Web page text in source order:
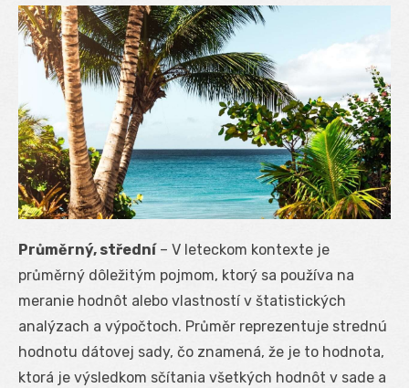
Průměrný, střední– V leteckom kontexte je
průměrný dôležitým pojmom, ktorý sa používa na
meranie hodnôt alebo vlastností v štatistických
analýzach a výpočtoch. Průměr reprezentuje strednú
hodnotu dátovej sady, čo znamená, že je to hodnota,
ktorá je výsledkom sčítania všetkých hodnôt v sade a